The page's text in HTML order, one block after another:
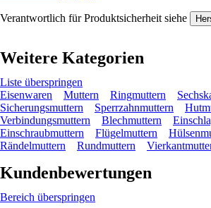
Verantwortlich für Produktsicherheit siehe
Weitere Kategorien
Liste überspringen
Eisenwaren
Muttern Ringmuttern
Sicherungsmuttern
Sperrzahnmuttern
Verbindungsmuttern
Blechmuttern
Einschraubmuttern
Flügelmuttern
Rändelmuttern
Rundmuttern
Kundenbewertungen
Bereich überspringen